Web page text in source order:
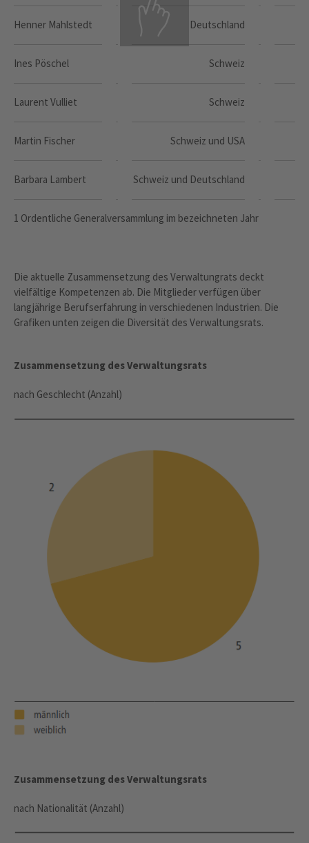
Henner Mahlstedt Deutschland
Ines Pöschel Schweiz
Laurent Vulliet Schweiz
Martin Fischer Schweiz und USA
Barbara Lambert Schweiz und Deutschland
1 Ordentliche Generalversammlung im bezeichneten Jahr
Die aktuelle Zusammensetzung des Verwaltungrats deckt
vielfältige Kompetenzen ab. Die Mitglieder verfügen über
langjährige Berufserfahrung in verschiedenen Industrien. Die
Grafiken unten zeigen die Diversität des Verwaltungsrats.
Zusammensetzung des Verwaltungsrats
nach Geschlecht (Anzahl)
Zusammensetzung des Verwaltungsrats
nach Nationalität (Anzahl)